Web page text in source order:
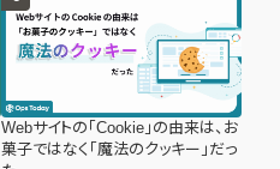
Webサイトの「Cookie」の由来は、お
菓子ではなく「魔法のクッキー」だっ